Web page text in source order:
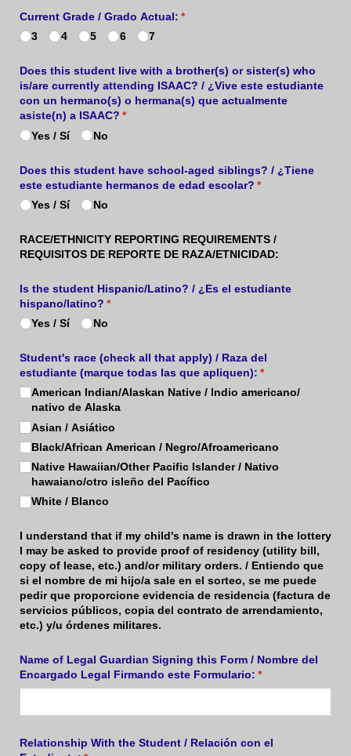
Current Grade /​ Grado Actual: *
(required)
3
4 5 6 7
Does this student live with a brother(s) or sister(s) who
is/​are currently attending ISAAC? /​ ¿Vive este estudiante
con un hermano(s) o hermana(s) que actualmente
asiste(n) a ISAAC? *
(required)
Yes /​ Sí
No
Does this student have school-aged siblings? /​ ¿Tiene
este estudiante hermanos de edad escolar? *
(required)
Yes /​ Sí
No
RACE/ETHNICITY REPORTING REQUIREMENTS /
REQUISITOS DE REPORTE DE RAZA/ETNICIDAD:
Is the student Hispanic/​Latino? /​ ¿Es el estudiante
hispano/​latino? *
(required)
Yes /​ Sí
No
Student's race (check all that apply) /​ Raza del
estudiante (marque todas las que apliquen): *
(required)
American Indian/​Alaskan Native /​ Indio americano/​
nativo de Alaska
Asian /​ Asiático
Black/​African American /​ Negro/​Afroamericano
Native Hawaiian/​Other Pacific Islander /​ Nativo
hawaiano/​otro isleño del Pacífico
White /​ Blanco
I understand that if my child's name is drawn in the lottery
I may be asked to provide proof of residency (utility bill,
copy of lease, etc.) and/or military orders. / Entiendo que
si el nombre de mi hijo/a sale en el sorteo, se me puede
pedir que proporcione evidencia de residencia (factura de
servicios públicos, copia del contrato de arrendamiento,
etc.) y/u órdenes militares.
Name of Legal Guardian Signing this Form /​ Nombre del
Encargado Legal Firmando este Formulario: *
(required)
Relationship With the Student /​ Relación con el